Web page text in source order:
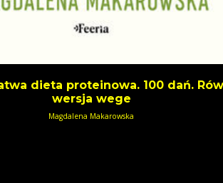
dieta proteinowa. 100 dań.
wersja wege
Magdalena Makarowska